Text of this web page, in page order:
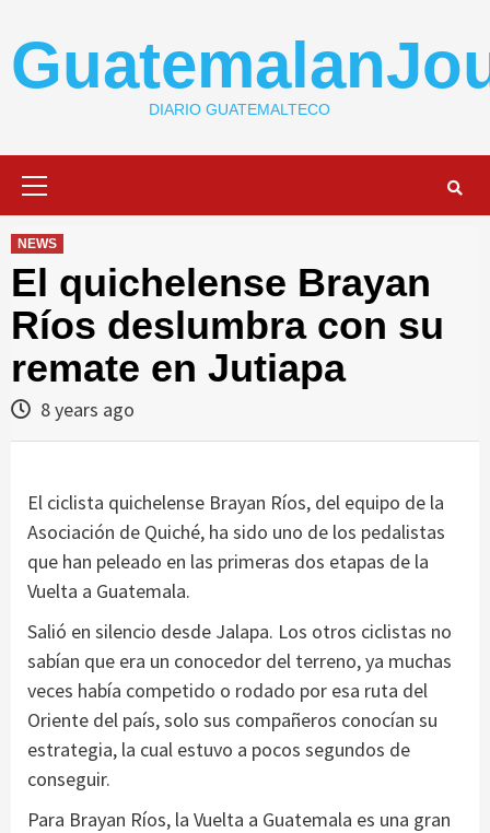
content
DIARIO GUATEMALTECO
NEWS
El quichelense Brayan
Ríos deslumbra con su
remate en Jutiapa
8 years ago
El ciclista quichelense Brayan Ríos, del equipo de la
Asociación de Quiché, ha sido uno de los pedalistas
que han peleado en las primeras dos etapas de la
Vuelta a Guatemala.
Salió en silencio desde Jalapa. Los otros ciclistas no
sabían que era un conocedor del terreno, ya muchas
veces había competido o rodado por esa ruta del
Oriente del país, solo sus compañeros conocían su
estrategia, la cual estuvo a pocos segundos de
conseguir.
Para Brayan Ríos, la Vuelta a Guatemala es una gran